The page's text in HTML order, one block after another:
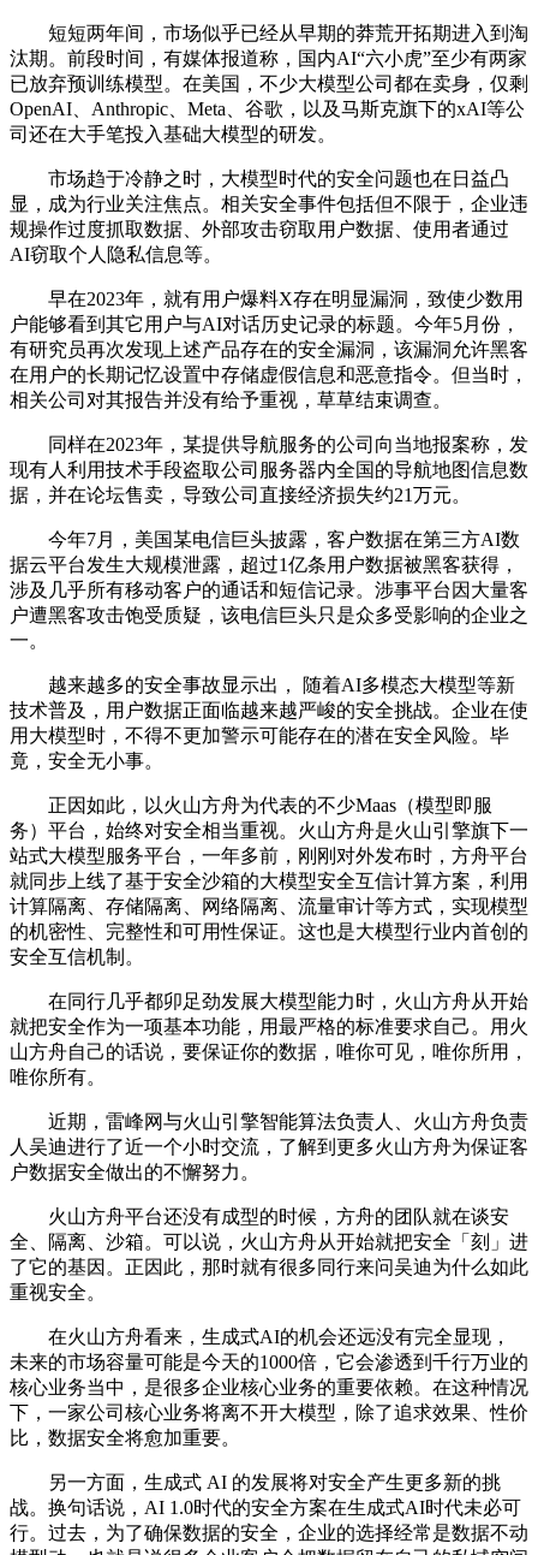
短短两年间，市场似乎已经从早期的莽荒开拓期进入到淘
汰期。前段时间，有媒体报道称，国内AI“六小虎”至少有两家
已放弃预训练模型。在美国，不少大模型公司都在卖身，仅剩
OpenAI、Anthropic、Meta、谷歌，以及马斯克旗下的xAI等公
司还在大手笔投入基础大模型的研发。
市场趋于冷静之时，大模型时代的安全问题也在日益凸
显，成为行业关注焦点。相关安全事件包括但不限于，企业违
规操作过度抓取数据、外部攻击窃取用户数据、使用者通过
AI窃取个人隐私信息等。
早在2023年，就有用户爆料X存在明显漏洞，致使少数用
户能够看到其它用户与AI对话历史记录的标题。今年5月份，
有研究员再次发现上述产品存在的安全漏洞，该漏洞允许黑客
在用户的长期记忆设置中存储虚假信息和恶意指令。但当时，
相关公司对其报告并没有给予重视，草草结束调查。
同样在2023年，某提供导航服务的公司向当地报案称，发
现有人利用技术手段盗取公司服务器内全国的导航地图信息数
据，并在论坛售卖，导致公司直接经济损失约21万元。
今年7月，美国某电信巨头披露，客户数据在第三方AI数
据云平台发生大规模泄露，超过1亿条用户数据被黑客获得，
涉及几乎所有移动客户的通话和短信记录。涉事平台因大量客
户遭黑客攻击饱受质疑，该电信巨头只是众多受影响的企业之
一。
越来越多的安全事故显示出， 随着AI多模态大模型等新
技术普及，用户数据正面临越来越严峻的安全挑战。企业在使
用大模型时，不得不更加警示可能存在的潜在安全风险。毕
竟，安全无小事。
正因如此，以火山方舟为代表的不少Maas（模型即服
务）平台，始终对安全相当重视。火山方舟是火山引擎旗下一
站式大模型服务平台，一年多前，刚刚对外发布时，方舟平台
就同步上线了基于安全沙箱的大模型安全互信计算方案，利用
计算隔离、存储隔离、网络隔离、流量审计等方式，实现模型
的机密性、完整性和可用性保证。这也是大模型行业内首创的
安全互信机制。
在同行几乎都卯足劲发展大模型能力时，火山方舟从开始
就把安全作为一项基本功能，用最严格的标准要求自己。用火
山方舟自己的话说，要保证你的数据，唯你可见，唯你所用，
唯你所有。
近期，雷峰网与火山引擎智能算法负责人、火山方舟负责
人吴迪进行了近一个小时交流，了解到更多火山方舟为保证客
户数据安全做出的不懈努力。
火山方舟平台还没有成型的时候，方舟的团队就在谈安
全、隔离、沙箱。可以说，火山方舟从开始就把安全「刻」进
了它的基因。正因此，那时就有很多同行来问吴迪为什么如此
重视安全。
在火山方舟看来，生成式AI的机会还远没有完全显现，
未来的市场容量可能是今天的1000倍，它会渗透到千行万业的
核心业务当中，是很多企业核心业务的重要依赖。在这种情况
下，一家公司核心业务将离不开大模型，除了追求效果、性价
比，数据安全将愈加重要。
另一方面，生成式 AI 的发展将对安全产生更多新的挑
战。换句话说，AI 1.0时代的安全方案在生成式AI时代未必可
行。过去，为了确保数据的安全，企业的选择经常是数据不动